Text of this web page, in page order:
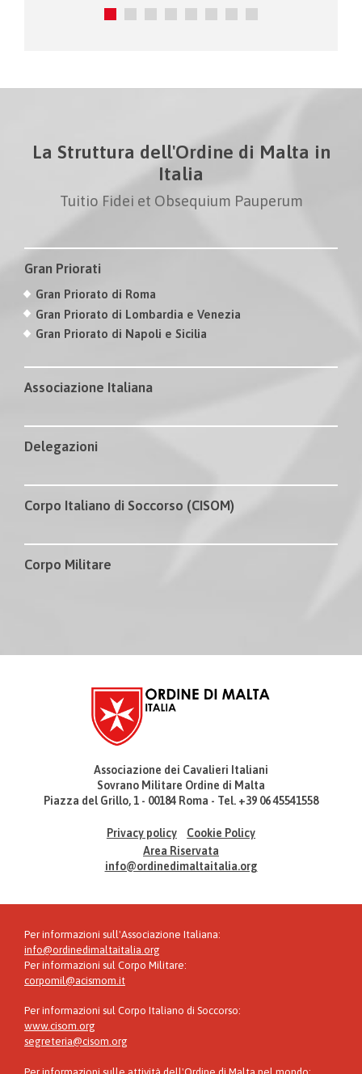
La Struttura dell'Ordine di Malta in
Italia
Tuitio Fidei et Obsequium Pauperum
Gran Priorati
Gran Priorato di Roma
Gran Priorato di Lombardia e Venezia
Gran Priorato di Napoli e Sicilia
Associazione Italiana
Delegazioni
Corpo Italiano di Soccorso (CISOM)
Corpo Militare
Associazione dei Cavalieri Italiani
Sovrano Militare Ordine di Malta
Piazza del Grillo, 1 - 00184 Roma - Tel. +39 06 45541558
Privacy policy
Cookie Policy
Area Riservata
info@ordinedimaltaitalia.org
Per informazioni sull'Associazione Italiana:
info@ordinedimaltaitalia.org
Per informazioni sul Corpo Militare:
corpomil@acismom.it
Per informazioni sul Corpo Italiano di Soccorso:
www.cisom.org
segreteria@cisom.org